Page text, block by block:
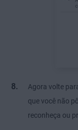
Agora volte
que você não
reconheça ou